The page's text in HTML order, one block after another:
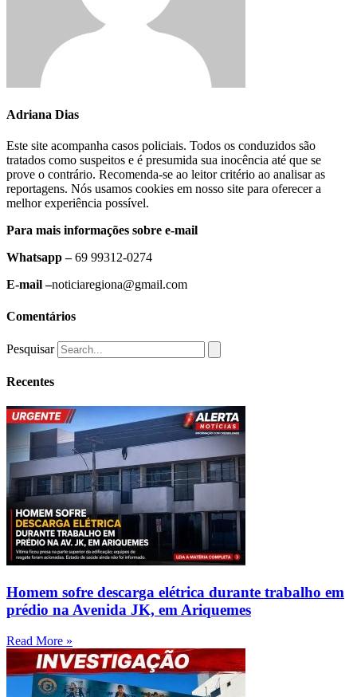
Adriana Dias
Este site acompanha casos policiais. Todos os conduzidos são
tratados como suspeitos e é presumida sua inocência até que se
prove o contrário. Recomenda-se ao leitor critério ao analisar as
reportagens. Nós usamos cookies em nosso site para oferecer a
melhor experiência possível.
Para mais informações sobre e-mail
Whatsapp –69 99312-0274
E-mail –noticiaregiona@gmail.com
Comentários
Pesquisar
Recentes
Homem sofre descarga elétrica durante trabalho em
prédio na Avenida JK, em Ariquemes
Read More »